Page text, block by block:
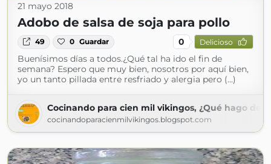
21 mayo 2018
Adobo de salsa de soja para pollo
49 0 Guardar 0 Delicioso
Buenísimos días a todos.¿Qué tal ha ido el fin de
semana? Espero que muy bien, nosotros por aquí bien,
yo un tanto pillada entre resfriado y alergia pero (...)
Cocinando para cien mil vikingos, ¿Qué hago de
cocinandoparacienmilvikingos.blogspot.com